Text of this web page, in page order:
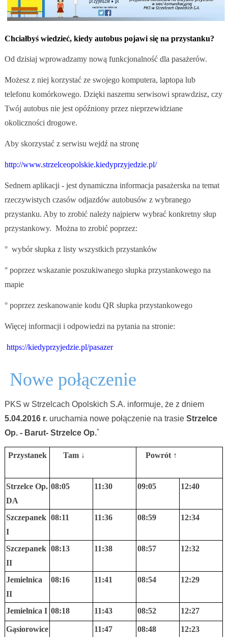
Chciałbyś wiedzieć, kiedy autobus pojawi się na przystanku?
Od dzisiaj wprowadzamy nową funkcjonalność dla pasażerów.
Możesz z niej korzystać ze swojego komputera, laptopa lub
telefonu komórkowego. Dzięki naszemu serwisowi sprawdzisz, czy
Twój autobus nie jest opóźniony przez nieprzewidziane
okoliczności drogowe.
Aby skorzystać z serwisu wejdź na stronę
http://www.strzelceopolskie.kiedyprzyjedzie.pl/
Sednem aplikacji - jest dynamiczna informacja pasażerska na temat
rzeczywistych czasów odjazdów autobusów z wybranego
przystanku. Aby to zrobić należy najpierw wybrać konkretny słup
przystankowy. Można to zrobić poprzez:
° wybór słupka z listy wszystkich przystanków
° poprzez wskazanie poszukiwanego słupka przystankowego na
mapie
° poprzez zeskanowanie kodu QR słupka przystankowego
Więcej informacji i odpowiedzi na pytania na stronie:
https://kiedyprzyjedzie.pl/pasazer
Nowe połączenie
PKS w Strzelcach Opolskich S.A. informuje, że z dniem
5.04.2016 r. uruchamia nowe połączenie na trasieStrzelce
Op. - Barut- Strzelce Op.`
Przystanek Tam ↓ Powrót ↑
Strzelce Op.
DA
08:05 11:30 09:05 12:40
Szczepanek
I
08:11 11:36 08:59 12:34
Szczepanek
II
08:13 11:38 08:57 12:32
Jemielnica
II
08:16 11:41 08:54 12:29
Jemielnica I 08:18 11:43 08:52 12:27
Gąsiorowice
11:47 08:48 12:23